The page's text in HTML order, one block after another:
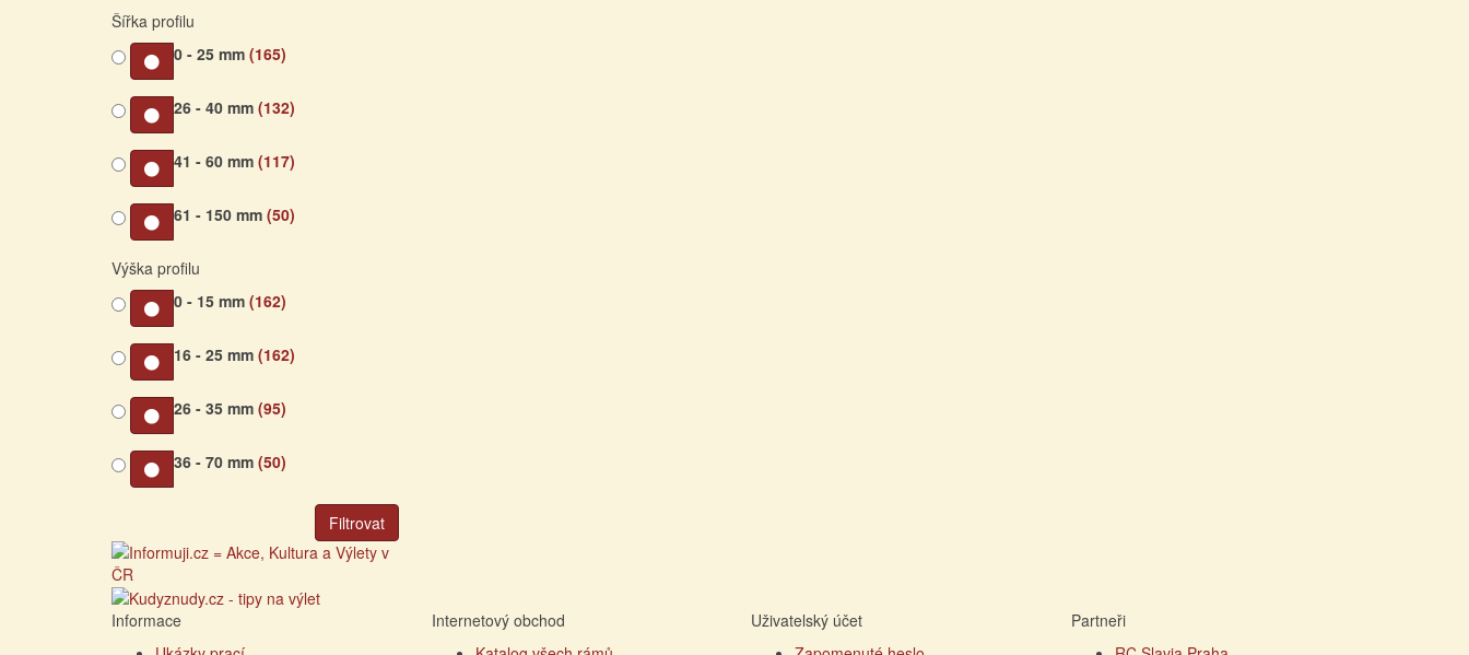
Šířka profilu
0 - 25 mm (165)
26 - 40 mm (132)
41 - 60 mm (117)
61 - 150 mm (50)
Výška profilu
0 - 15 mm (162)
16 - 25 mm (162)
26 - 35 mm (95)
36 - 70 mm (50)
Filtrovat
Informace
Internetový obchod
Uživatelský účet
Partneři